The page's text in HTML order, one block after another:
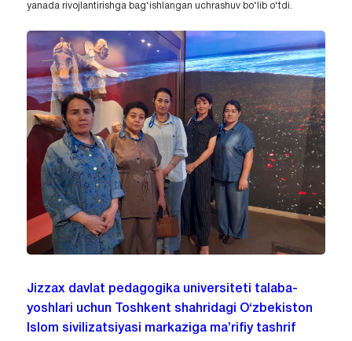
yanada rivojlantirishga bag‘ishlangan uchrashuv bo‘lib o‘tdi.
Jizzax davlat pedagogika universiteti talaba-
yoshlari uchun Toshkent shahridagi O‘zbekiston
Islom sivilizatsiyasi markaziga ma’rifiy tashrif